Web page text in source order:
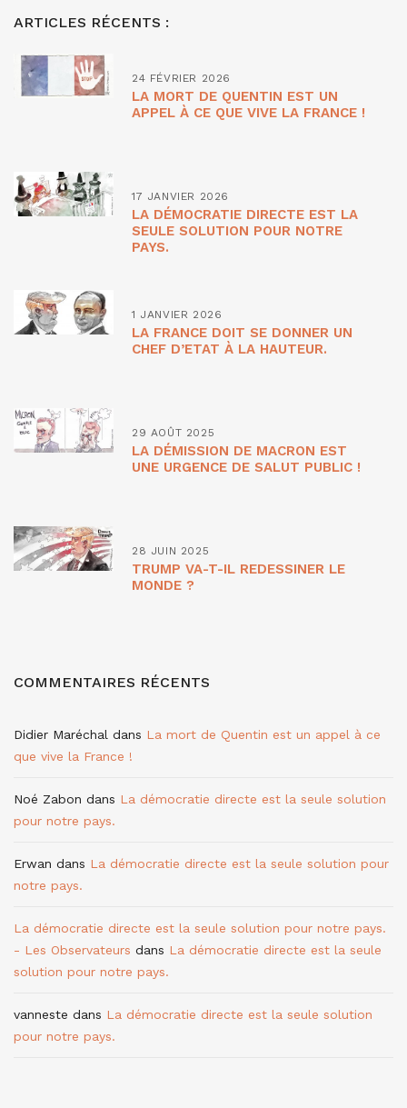
ARTICLES RÉCENTS :
24 FÉVRIER 2026
LA MORT DE QUENTIN EST UN
APPEL À CE QUE VIVE LA FRANCE !
17 JANVIER 2026
LA DÉMOCRATIE DIRECTE EST LA
SEULE SOLUTION POUR NOTRE
PAYS.
1 JANVIER 2026
LA FRANCE DOIT SE DONNER UN
CHEF D’ETAT À LA HAUTEUR.
29 AOÛT 2025
LA DÉMISSION DE MACRON EST
UNE URGENCE DE SALUT PUBLIC !
28 JUIN 2025
TRUMP VA-T-IL REDESSINER LE
MONDE ?
COMMENTAIRES RÉCENTS
Didier Maréchal dans La mort de Quentin est un appel à ce
que vive la France !
Noé Zabon dans La démocratie directe est la seule solution
pour notre pays.
Erwan dans La démocratie directe est la seule solution pour
notre pays.
La démocratie directe est la seule solution pour notre pays.
- Les Observateurs dans La démocratie directe est la seule
solution pour notre pays.
vanneste dans La démocratie directe est la seule solution
pour notre pays.